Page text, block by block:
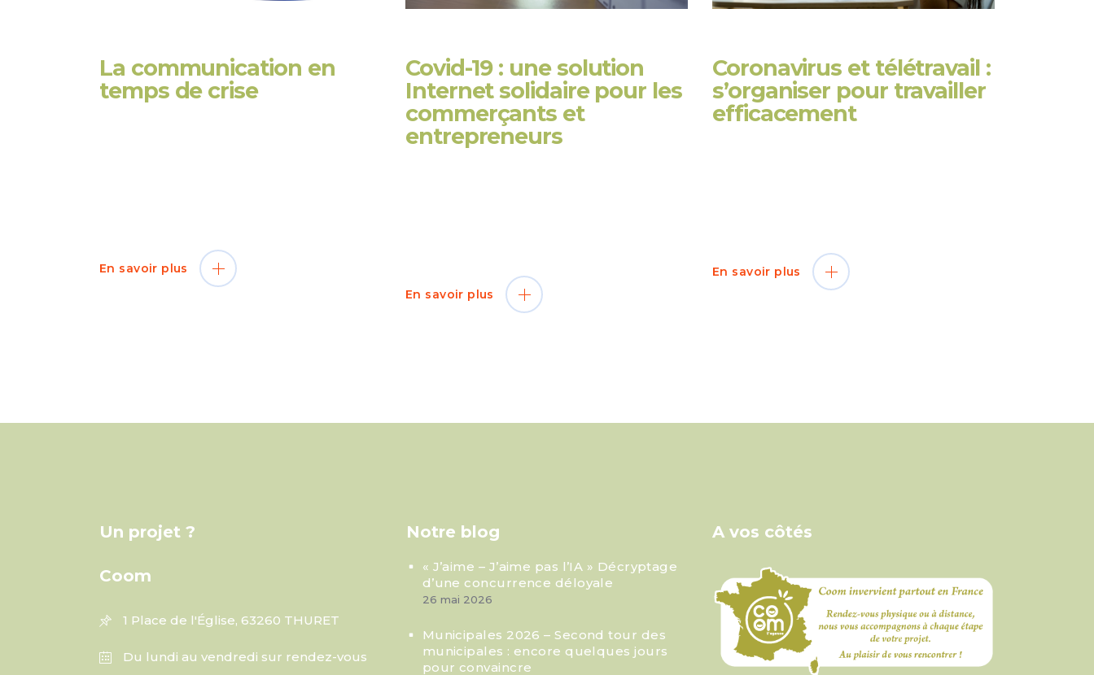
La communication en
temps de crise
En savoir plus
Covid-19 : une solution
Internet solidaire pour les
commerçants et
entrepreneurs
En savoir plus
Coronavirus et télétravail :
s’organiser pour travailler
efficacement
En savoir plus
Un projet ?
Coom
1 Place de l'Église, 63260 THURET
Du lundi au vendredi sur rendez-vous
Notre blog
« J’aime – J’aime pas l’IA » Décryptage
d’une concurrence déloyale
26 mai 2026
Municipales 2026 – Second tour des
municipales : encore quelques jours
pour convaincre
A vos côtés